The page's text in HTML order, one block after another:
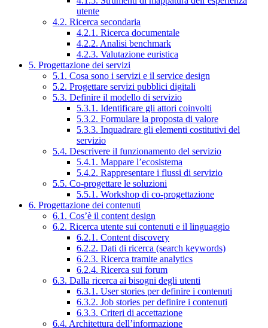
utente
4.2. Ricerca secondaria
4.2.1. Ricerca documentale
4.2.2. Analisi benchmark
4.2.3. Valutazione euristica
5. Progettazione dei servizi
5.1. Cosa sono i servizi e il service design
5.2. Progettare servizi pubblici digitali
5.3. Definire il modello di servizio
5.3.1. Identificare gli attori coinvolti
5.3.2. Formulare la proposta di valore
5.3.3. Inquadrare gli elementi costitutivi del
servizio
5.4. Descrivere il funzionamento del servizio
5.4.1. Mappare l’ecosistema
5.4.2. Rappresentare i flussi di servizio
5.5. Co-progettare le soluzioni
5.5.1. Workshop di co-progettazione
6. Progettazione dei contenuti
6.1. Cos’è il content design
6.2. Ricerca utente sui contenuti e il linguaggio
6.2.1. Content discovery
6.2.2. Dati di ricerca (search keywords)
6.2.3. Ricerca tramite analytics
6.2.4. Ricerca sui forum
6.3. Dalla ricerca ai bisogni degli utenti
6.3.1. User stories per definire i contenuti
6.3.2. Job stories per definire i contenuti
6.3.3. Criteri di accettazione
6.4. Architettura dell’informazione